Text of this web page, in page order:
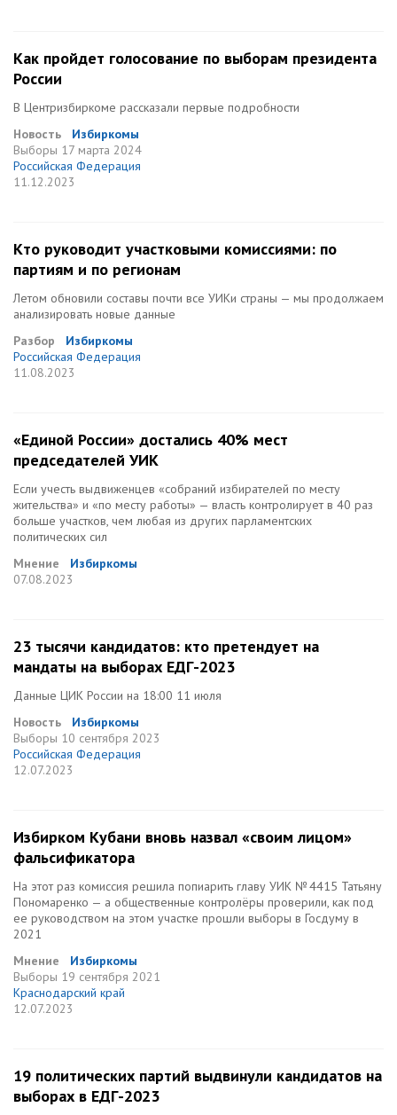
Как пройдет голосование по выборам президента
России
В Центризбиркоме рассказали первые подробности
Новость
Избиркомы
Выборы 17 марта 2024
Российская Федерация
11.12.2023
Кто руководит участковыми комиссиями: по
партиям и по регионам
Летом обновили составы почти все УИКи страны — мы продолжаем
анализировать новые данные
Разбор
Избиркомы
Российская Федерация
11.08.2023
«Единой России» достались 40% мест
председателей УИК
Если учесть выдвиженцев «собраний избирателей по месту
жительства» и «по месту работы» — власть контролирует в 40 раз
больше участков, чем любая из других парламентских
политических сил
Мнение
Избиркомы
07.08.2023
23 тысячи кандидатов: кто претендует на
мандаты на выборах ЕДГ-2023
Данные ЦИК России на 18:00 11 июля
Новость
Избиркомы
Выборы 10 сентября 2023
Российская Федерация
12.07.2023
Избирком Кубани вновь назвал «своим лицом»
фальсификатора
На этот раз комиссия решила попиарить главу УИК № 4415 Татьяну
Пономаренко — а общественные контролёры проверили, как под
ее руководством на этом участке прошли выборы в Госдуму в
2021
Мнение
Избиркомы
Выборы 19 сентября 2021
Краснодарский край
12.07.2023
19 политических партий выдвинули кандидатов на
выборах в ЕДГ-2023